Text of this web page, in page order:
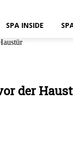
SPA INSIDE
der